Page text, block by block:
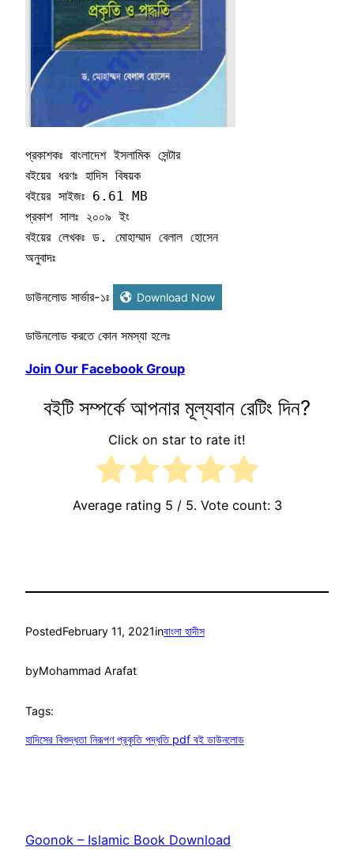
প্রকাশকঃ বাংলাদেশ ইসলামিক সেন্টার
বইয়ের ধরণঃ হাদিস বিষয়ক
বইয়ের সাইজঃ 6.61 MB
প্রকাশ সালঃ ২০০৯ ইং
বইয়ের লেখকঃ ড. মোহাম্মাদ বেলাল হোসেন
অনুবাদঃ
ডাউনলোড সার্ভার-১ঃ Download Now
ডাউনলোড করতে কোন সমস্যা হলেঃ
Join Our Facebook Group
বইটি সম্পর্কে আপনার মূল্যবান রেটিং দিন?
Click on star to rate it!
Average rating 5 / 5. Vote count: 3
PostedFebruary 11, 2021inবাংলা হাদীস
byMohammad Arafat
Tags:
হাদিসের বিশুদ্ধতা নিরূপণ প্রকৃতি পদ্ধতি pdf বই ডাউনলোড
Goonok – Islamic Book Download